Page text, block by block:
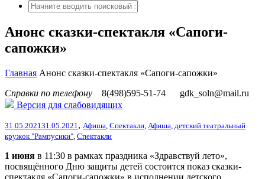
Анонс сказки-спектакля «Сапоги-
сапожки»
Главная Анонс сказки-спектакля «Сапоги-сапожки»
Справки по телефону
8(498)595-51-74
gdk_soln@mail.ru
Версия для слабовидящих
31.05.2021 31.05.2021 , Афиша Спектакли Афиша детский театральный
кружок "Рампусики" Спектакли
1 июня в 11:30 в рамках праздника «Здравствуй лето»,
посвящённого Дню защиты детей состоится показ сказки-
спектакля «Сапоги-сапожки» в исполнении детского